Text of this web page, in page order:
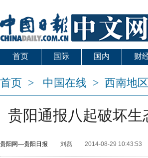
首页 国际 国内 财
首页 > 中国在线 > 西南地区
贵阳通报八起破坏
贵阳网—贵阳日报 刘磊 2014-08-29 10:43:53